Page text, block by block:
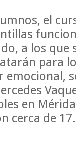
el
a los
para
en
cerca de